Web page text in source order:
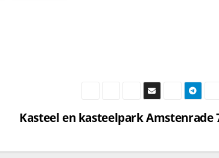
Kasteel en kasteelpark Amstenrade